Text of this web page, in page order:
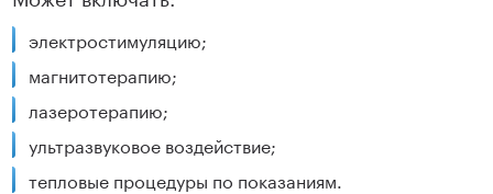
электростимуляцию;
магнитотерапию;
лазеротерапию;
ультразвуковое воздействие;
тепловые процедуры по показаниям.